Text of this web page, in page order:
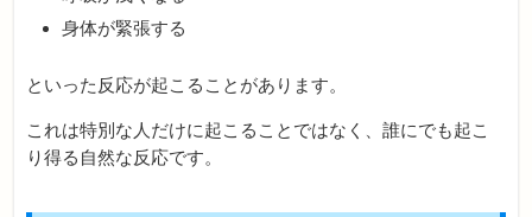
身体が緊張する
といった反応が起こることがあります。
これは特別な人だけに起こることではなく、誰にでも起こ
り得る自然な反応です。